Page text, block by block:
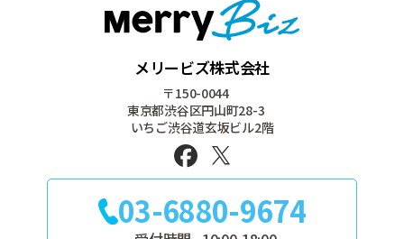
03-6880-9674
メリービズ株式会社
〒150-0044
東京都渋谷区円山町28-3
いちご渋谷道玄坂ビル2階